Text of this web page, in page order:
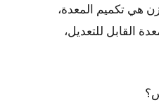
هي تكميم المعدة،
القابل للتعديل،